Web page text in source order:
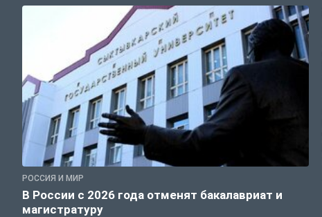
РОССИЯ И МИР
В России с 2026 года отменят бакалавриат и
магистратуру